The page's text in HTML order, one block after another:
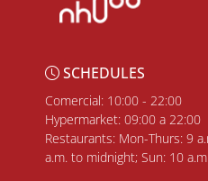
SCHEDULES
Comercial: 10:00 - 22:00
Hypermarket: 09:00 a 22:00
Restaurants: Mon-Thurs: 9
a.m. to midnight; Sun: 10